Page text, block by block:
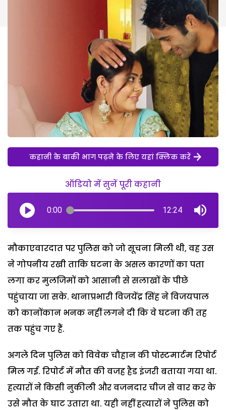
कहानी के बाकी भाग पढ़ने के लिए यहां क्लिक करें
ऑडियो में सुनें पूरी कहानी
0:00 12:24
मौकाएवारदात पर पुलिस को जो सूचना मिली थी, वह उस
ने गोपनीय रखी ताकि घटना के असल कारणों का पता
लगा कर मुलजिमों को आसानी से सलाखों के पीछे
पहुंचाया जा सके. थानाप्रभारी विजयेंद्र सिंह ने विजयपाल
को कानोंकान भनक नहीं लगने दी कि वे घटना की तह
तक पहुंच गए हैं.
अगले दिन पुलिस को विवेक चौहान की पोस्टमार्टम रिपोर्ट
मिल गई. रिपोर्ट में मौत की वजह हैड इंजरी बताया गया था.
हत्यारों ने किसी नुकीली और वजनदार चीज से वार कर के
उसे मौत के घाट उतारा था. यही नहीं हत्यारों ने पुलिस को